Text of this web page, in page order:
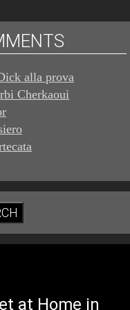
alla prova
Cherkaoui
at Home in